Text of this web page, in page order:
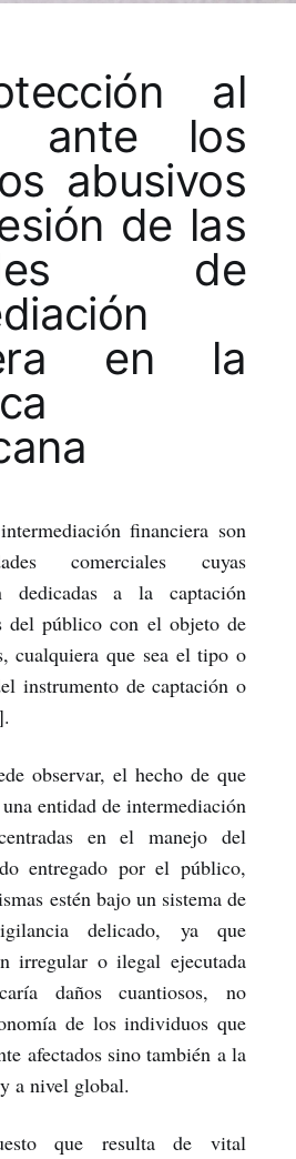
al
ante los
abusivos
de las
de
en la
financiera son
comerciales cuyas
dedicadas a la captación
del público con el objeto de
cualquiera que sea el tipo o
instrumento de captación o
observar, el hecho de que
entidad de intermediación
en el manejo del
entregado por el público,
estén bajo un sistema de
delicado, ya que
irregular o ilegal ejecutada
daños cuantiosos, no
de los individuos que
afectados sino también a la
a nivel global.
que resulta de vital